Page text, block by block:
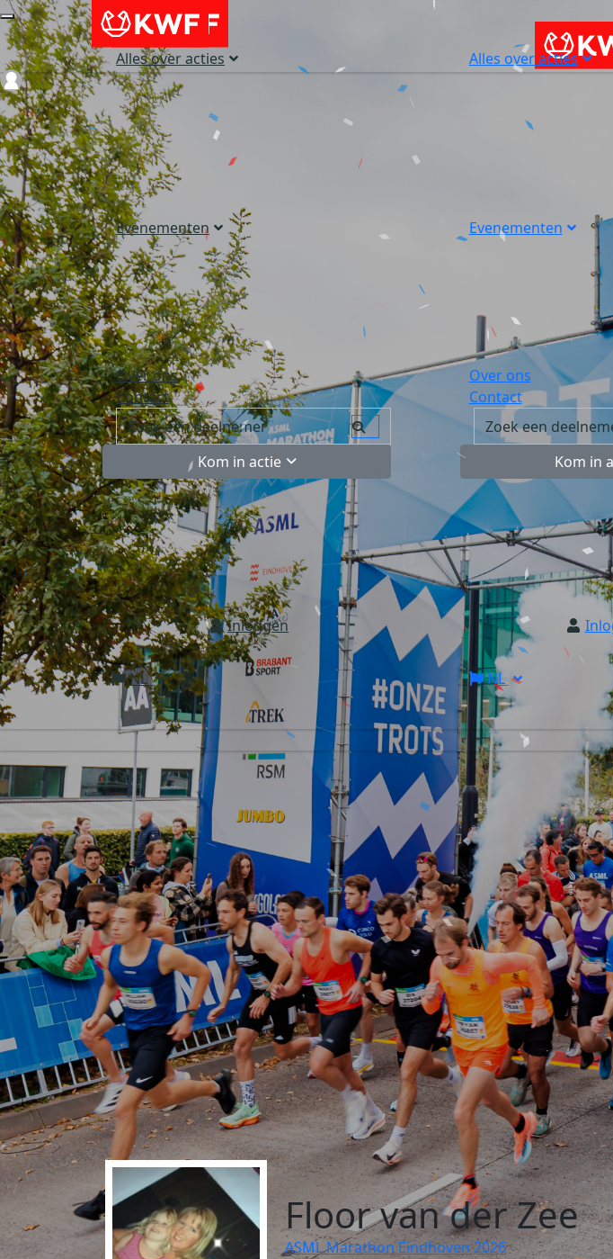
Alles over acties
Evenementen
Over ons
Contact
Kom in actie
Inloggen
NL
Alles over acties
Evenementen
Over ons
Contact
Kom in
NL
Login
Floor van der Zee
ASML Marathon Eindhoven 2026